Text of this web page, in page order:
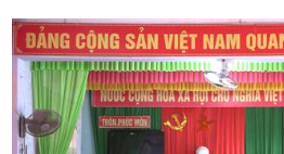
công tác tuyên truyền, phổ biến
ở cơ sở năm 2025.